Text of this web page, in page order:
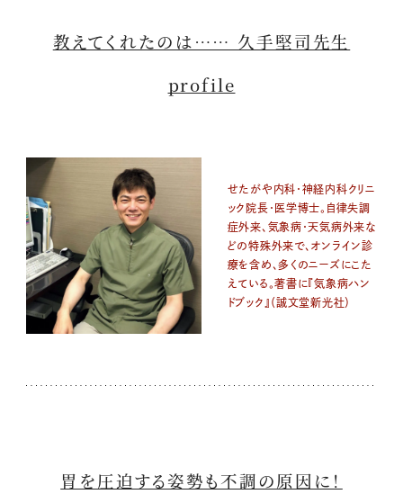
教えてくれたのは…… 久手堅司先生
profile
せたがや内科・神経内科クリニ
ック院長・医学博士。自律失調
症外来、気象病・天気病外来な
どの特殊外来で、オンライン診
療を含め、多くのニーズにこた
えている。著書に『気象病ハン
ドブック』（誠文堂新光社）
胃を圧迫する姿勢も不調の原因に！